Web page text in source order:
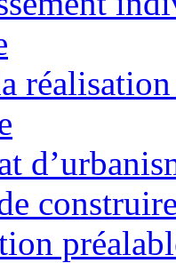
réalisation